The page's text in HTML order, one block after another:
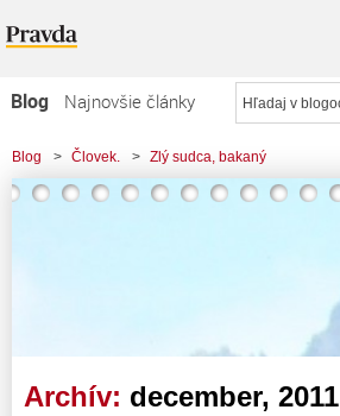
Blog
Najnovšie články
Najčítanejšie články
Najkomentovanejšie články
Blog > Človek. > Zlý sudca, bakaný
Archív: december, 2011